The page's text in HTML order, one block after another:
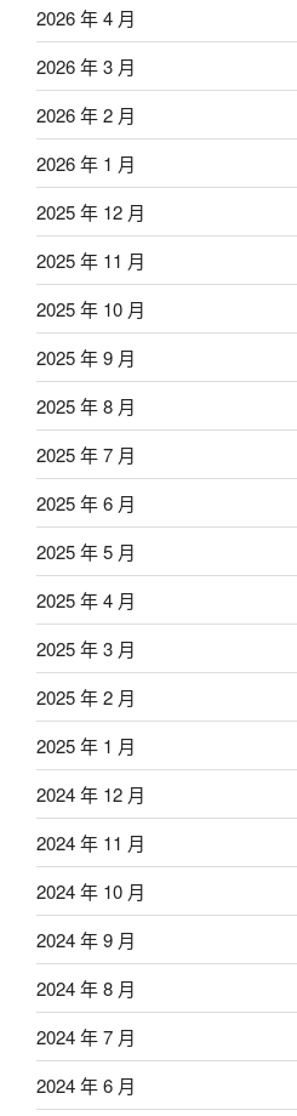
2026 年 4 月
2026 年 3 月
2026 年 2 月
2026 年 1 月
2025 年 12 月
2025 年 11 月
2025 年 10 月
2025 年 9 月
2025 年 8 月
2025 年 7 月
2025 年 6 月
2025 年 5 月
2025 年 4 月
2025 年 3 月
2025 年 2 月
2025 年 1 月
2024 年 12 月
2024 年 11 月
2024 年 10 月
2024 年 9 月
2024 年 8 月
2024 年 7 月
2024 年 6 月